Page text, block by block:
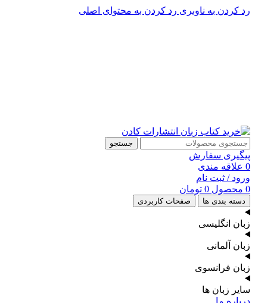
رد کردن به ناوبری رد کردن به محتوای اصلی
جستجو
پیگیری سفارش
0 علاقه مندی
ورود / ثبت نام
0 محصول 0 تومان
دسته بندی ها صفحات کاربردی
زبان انگلیسی
زبان آلمانی
زبان فرانسوی
سایر زبان ها
درباره ما